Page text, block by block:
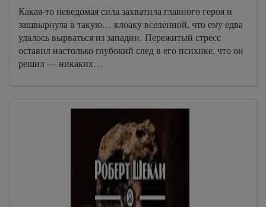
Какая-то неведомая сила захватила главного героя и
зашвырнула в такую… клоаку вселенной, что ему едва
удалось вырваться из западни. Пережитый стресс
оставил настолько глубокий след в его психике, что он
решил — никаких…